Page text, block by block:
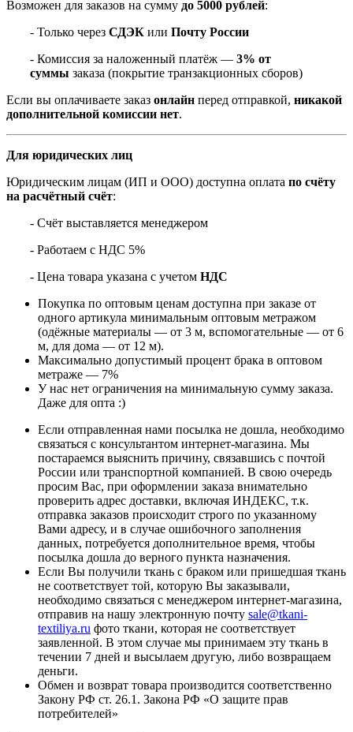
Возможен для заказов на сумму до 5000 рублей:
- Только через СДЭК или Почту России
- Комиссия за наложенный платёж — 3% от
суммы заказа (покрытие транзакционных сборов)
Если вы оплачиваете заказ онлайн перед отправкой, никакой
дополнительной комиссии нет.
Для юридических лиц
Юридическим лицам (ИП и ООО) доступна оплата по счёту
на расчётный счёт:
- Счёт выставляется менеджером
- Работаем с НДС 5%
- Цена товара указана с учетом НДС
Покупка по оптовым ценам доступна при заказе от
одного артикула минимальным оптовым метражом
(одёжные материалы — от 3 м, вспомогательные — от 6
м, для дома — от 12 м).
Максимально допустимый процент брака в оптовом
метраже — 7%
У нас нет ограничения на минимальную сумму заказа.
Даже для опта :)
Если отправленная нами посылка не дошла, необходимо
связаться с консультантом интернет-магазина. Мы
постараемся выяснить причину, связавшись с почтой
России или транспортной компанией. В свою очередь
просим Вас, при оформлении заказа внимательно
проверить адрес доставки, включая ИНДЕКС, т.к.
отправка заказов происходит строго по указанному
Вами адресу, и в случае ошибочного заполнения
данных, потребуется дополнительное время, чтобы
посылка дошла до верного пункта назначения.
Если Вы получили ткань с браком или пришедшая ткань
не соответствует той, которую Вы заказывали,
необходимо связаться с менеджером интернет-магазина,
отправив на нашу электронную почту sale@tkani-
textiliya.ru фото ткани, которая не соответствует
заявленной. В этом случае мы принимаем эту ткань в
течении 7 дней и высылаем другую, либо возвращаем
деньги.
Обмен и возврат товара производится соответственно
Закону РФ ст. 26.1. Закона РФ «О защите прав
потребителей»